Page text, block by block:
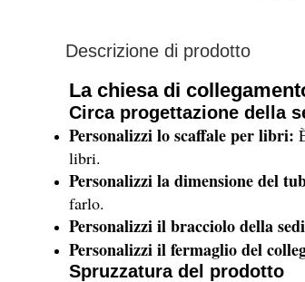
Descrizione di prodotto
La chiesa di
Circa progettazione della
Personalizzi lo scaffale per libri:
libri.
Personalizzi la dimensione del
farlo.
Personalizzi il bracciolo della
Personalizzi il fermaglio del
Spruzzatura del prodotto